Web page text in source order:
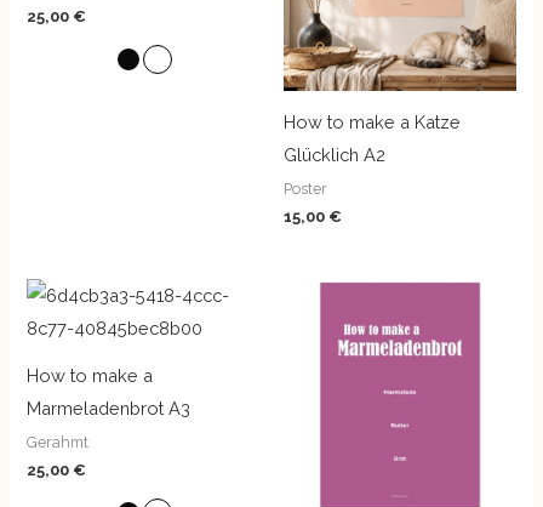
25,00 €
How to make a Katze
Glücklich A2
Poster
15,00 €
How to make a
Marmeladenbrot A3
Gerahmt
25,00 €